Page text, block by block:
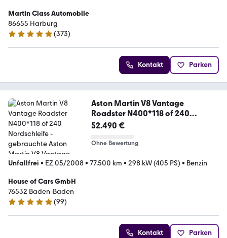
Martin Class Automobile
86655 Harburg
5 Sterne
(373)
Kontakt Parken
Aston Martin V8 Vantage
Roadster N400*118 of 240
Nordschleife
52.490 €
Ohne Bewertung
Unfallfrei • EZ 05/2008• 77.500 km • 298 kW (405 PS) • Benzin
House of Cars GmbH
76532 Baden-Baden
4.8 Sterne
(99)
Kontakt Parken